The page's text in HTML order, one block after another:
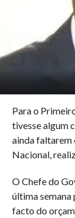
Para o
tivesse algum
ainda faltarem
Nacional,
O Chefe do
última semana
facto do